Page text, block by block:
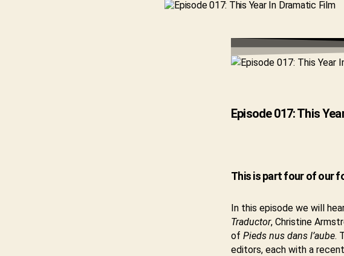
Episode 017: This
This is part four of our
In this episode we will
Traductor, Christine
of Pieds nus dans l’aube.
editors, each with a